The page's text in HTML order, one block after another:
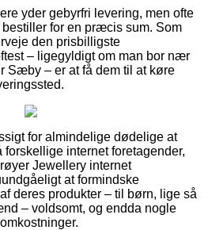
yder gebyrfri levering, men ofte
for en præcis sum. Som
den prisbilligste
– ligegyldigt om man bor nær
Sæby – er at få dem til at køre
for almindelige dødelige at
internet foretagender,
Jewellery internet
at formindske
deres produkter – til børn, lige så
– voldsomt, og endda nogle